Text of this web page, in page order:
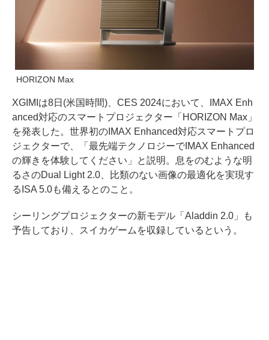
HORIZON Max
XGIMIは8日(米国時間)、CES 2024において、IMAX Enh
anced対応のスマートプロジェクター「HORIZON Max」
を発表した。世界初のIMAX Enhanced対応スマートプロ
ジェクターで、「最先端テクノロジーでIMAX Enhanced
の輝きを体験してください」と説明。息をのむような明
るさのDual Light 2.0、比類のない画像の最適化を実現す
るISA 5.0も備えるとのこと。
シーリングプロジェクターの新モデル「Aladdin 2.0」も
予告しており、スイカゲームを収録しているという。